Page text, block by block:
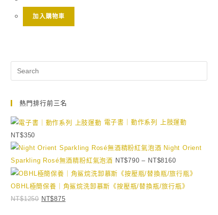
加入購物車
熱門排行前三名
電子書｜動作系列 上肢運動
NT$350
Night Orient
Sparkling Rosé無酒精粉紅氣泡酒 NT$790 – NT$8160
OBHL極簡保養｜角鯊烷洗卸慕斯《按壓瓶/替換瓶/旅行瓶》
NT$1250 NT$875